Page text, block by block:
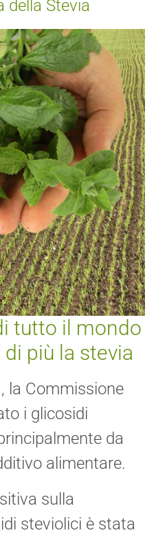
della Stevia
tutto il mondo
più la stevia
la Commissione
i glicosidi
da
alimentare.
sulla
steviolici è stata